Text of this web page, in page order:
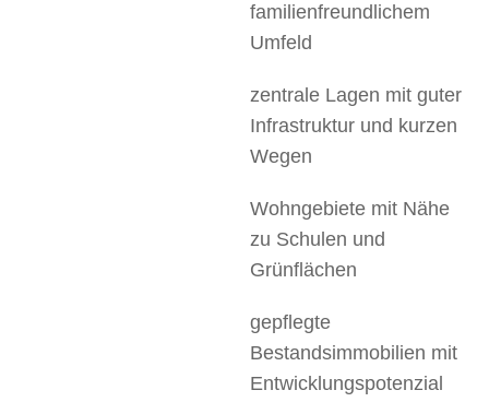
familienfreundlichem
Umfeld
zentrale Lagen mit guter
Infrastruktur und kurzen
Wegen
Wohngebiete mit Nähe
zu Schulen und
Grünflächen
gepflegte
Bestandsimmobilien mit
Entwicklungspotenzial